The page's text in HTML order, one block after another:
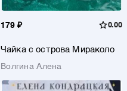
179 ₽ 0.00
Чайка с острова Мираколо
Волгина Алена